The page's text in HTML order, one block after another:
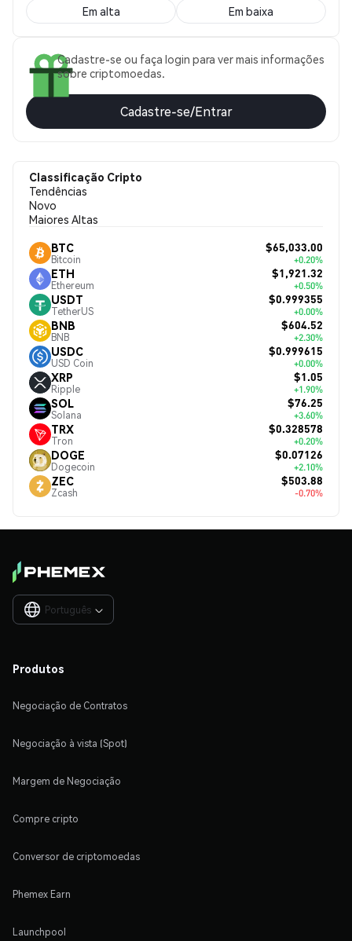
Em alta Em baixa
Cadastre-se ou faça login para ver mais informações
sobre criptomoedas.
Cadastre-se/Entrar
Classificação Cripto
Tendências
Novo
Maiores Altas
BTC
Bitcoin
$65,033.00
+0.20%
ETH
Ethereum
$1,921.32
+0.50%
USDT
TetherUS
$0.999355
+0.00%
BNB
BNB
$604.52
+2.30%
USDC
USD Coin
$0.999615
+0.00%
XRP
Ripple
$1.05
+1.90%
SOL
Solana
$76.25
+3.60%
TRX
Tron
$0.328578
+0.20%
DOGE
Dogecoin
$0.07126
+2.10%
ZEC
Zcash
$503.88
-0.70%
Português 
Produtos
Negociação de Contratos
Negociação à vista (Spot)
Margem de Negociação
Compre cripto
Conversor de criptomoedas
Phemex Earn
Launchpool